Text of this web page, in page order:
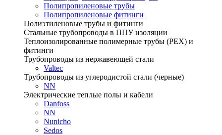
Полипропиленовые трубы
Полипропиленовые фитинги
Полиэтиленовые трубы и фитинги
Стальные трубопроводы в ППУ изоляции
Теплоизолированные полимерные трубы (РЕХ) и
фитинги
Трубопроводы из нержавеющей стали
Valtec
Трубопроводы из углеродистой стали (черные)
NN
Электрические теплые полы и кабели
Danfoss
NN
Nunicho
Sedos